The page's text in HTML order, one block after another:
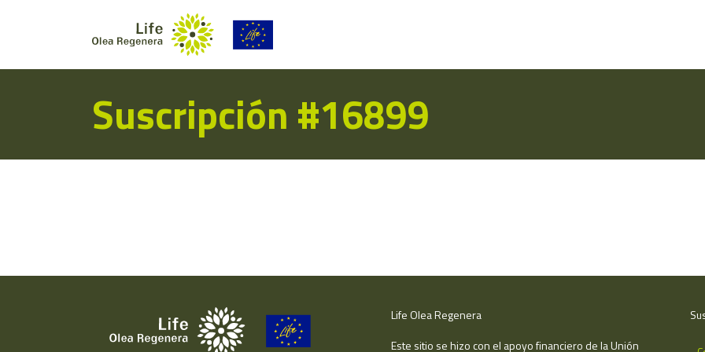
Suscripción #16899
Life Olea Regenera
Este sitio se hizo con el apoyo financiero de la Unión